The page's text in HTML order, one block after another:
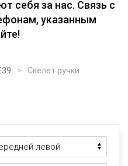
себя за нас. Связь с
указанным
Скелет ручки